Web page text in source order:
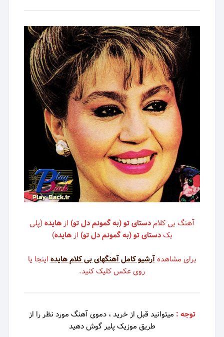
آهنگ بی کلامدستای تو (به گمونم دل تو) از هایده(پلی
بکدستای تو (به گمونم دل تو) ازهایده)
برای مشاهدهآرشیو کامل آهنگهای بی کلام هایدهاینجا یا
روی عکس کلیک کنید.
توجه : میتوانید قبل از خرید ، دمویآهنگ مورد نظر را از
طریق موزیک پلیر گوش دهید